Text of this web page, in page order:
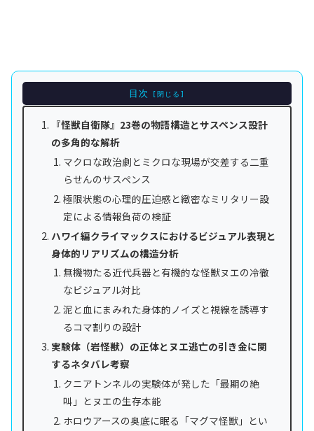
目次
『怪獣自衛隊』23巻の物語構造とサスペンス設計
の多角的な解析
マクロな政治劇とミクロな現場が交差する二重
らせんのサスペンス
極限状態の心理的圧迫感と緻密なミリタリー設
定による情報負荷の検証
ハワイ編クライマックスにおけるビジュアル表現と
身体的リアリズムの構造分析
無機物たる近代兵器と有機的な怪獣ヌエの冷徹
なビジュアル対比
泥と血にまみれた身体的ノイズと視線を誘導す
るコマ割りの設計
実験体（岩怪獣）の正体とヌエ逃亡の引き金に関
するネタバレ考察
クニアトンネルの実験体が発した「最期の絶
叫」とヌエの生存本能
ホロウアースの奥底に眠る「マグマ怪獣」とい